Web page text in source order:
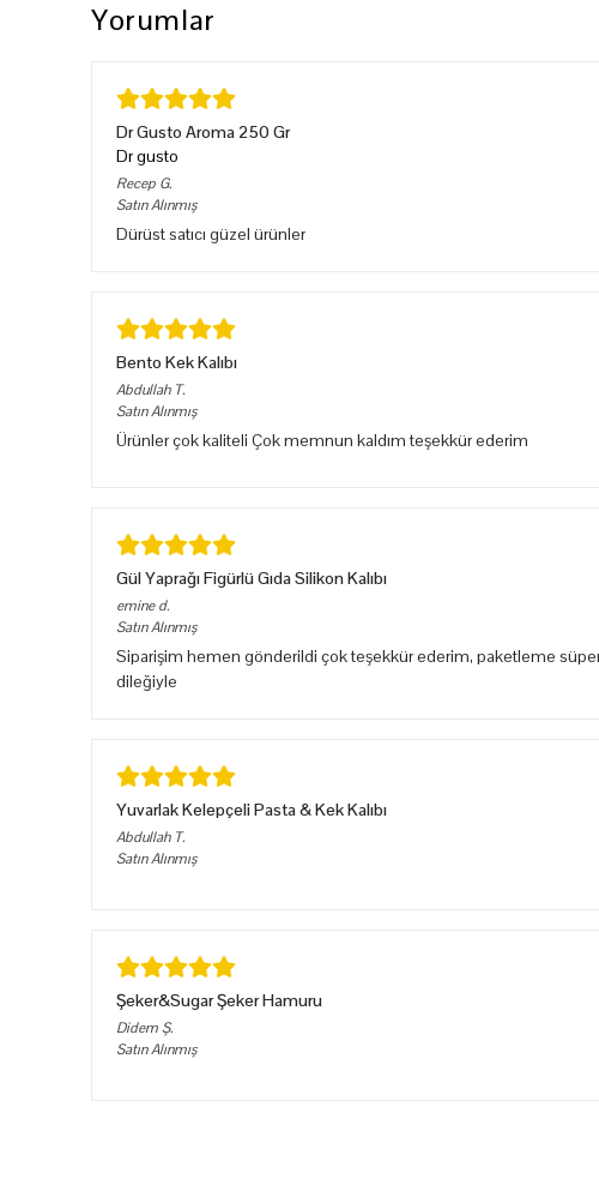
Yorumlar
Dr Gusto Aroma 250 Gr
Dr gusto
Recep G.
Satın Alınmış
Dürüst satıcı güzel ürünler
Bento Kek Kalıbı
Abdullah T.
Satın Alınmış
Ürünler çok kaliteli Çok memnun kaldım teşekkür ederim
Gül Yaprağı Figürlü Gıda Silikon Kalıbı
emine d.
Satın Alınmış
Siparişim hemen gönderildi çok teşekkür ederim, paketleme
dileğiyle
Yuvarlak Kelepçeli Pasta & Kek Kalıbı
Abdullah T.
Satın Alınmış
Şeker&Sugar Şeker Hamuru
Didem Ş.
Satın Alınmış